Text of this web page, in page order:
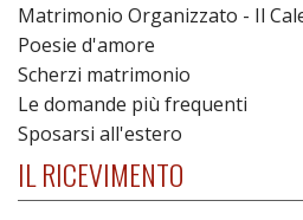
Matrimonio Organizzato - Il
Poesie d'amore
Scherzi matrimonio
Le domande più frequenti
Sposarsi all'estero
IL RICEVIMENTO